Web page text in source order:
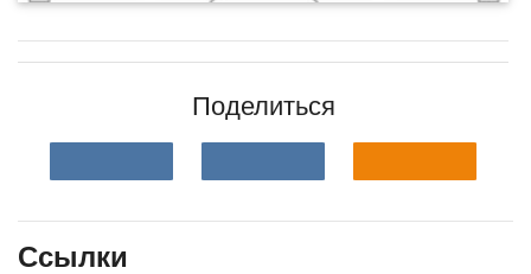
Поделиться
Ссылки